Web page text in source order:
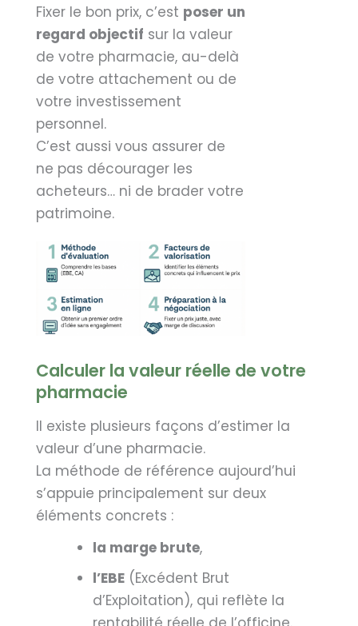
Fixer le bon prix, c’est poser un
regard objectif sur la valeur
de votre pharmacie, au-delà
de votre attachement ou de
votre investissement
personnel.
C’est aussi vous assurer de
ne pas décourager les
acheteurs… ni de brader votre
patrimoine.
Calculer la valeur réelle de votre
pharmacie
Il existe plusieurs façons d’estimer la
valeur d’une pharmacie.
La méthode de référence aujourd’hui
s’appuie principalement sur deux
éléments concrets :
la marge brute,
l’EBE (Excédent Brut
d’Exploitation), qui reflète la